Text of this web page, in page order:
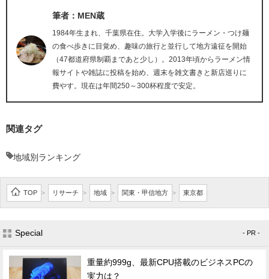
筆者：MEN蔵
1984年生まれ、千葉県在住。大学入学後にラーメン・つけ麺
の食べ歩きに目覚め、趣味の旅行と並行して地方遠征を開始
（47都道府県制覇まであと少し）。2013年頃からラーメン情
報サイトや雑誌に投稿を始め、週末を雑文書きと新店巡りに
費やす。現在は年間250～300杯程度で安定。
関連タグ
地域別ランキング
TOP > リサーチ > 地域 > 関東・甲信地方 > 東京都
Special - PR -
重量約999g、最新CPU搭載のビジネスPCの
実力は？